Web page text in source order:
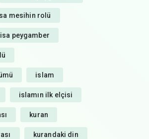
mesihin rolü
isa peygamber
islam
islamın ilk elçisi
kuran
kurandaki din